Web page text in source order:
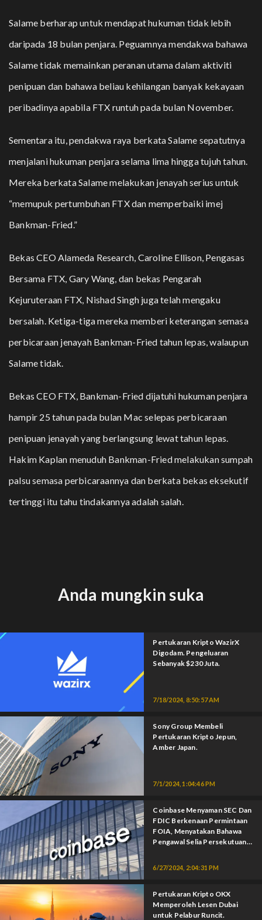
Salame berharap untuk mendapat hukuman tidak lebih
daripada 18 bulan penjara. Peguamnya mendakwa bahawa
Salame tidak memainkan peranan utama dalam aktiviti
penipuan dan bahawa beliau kehilangan banyak kekayaan
peribadinya apabila FTX runtuh pada bulan November.
Sementara itu, pendakwa raya berkata Salame sepatutnya
menjalani hukuman penjara selama lima hingga tujuh tahun.
Mereka berkata Salame melakukan jenayah serius untuk
“memupuk pertumbuhan FTX dan memperbaiki imej
Bankman-Fried.”
Bekas CEO Alameda Research, Caroline Ellison, Pengasas
Bersama FTX, Gary Wang, dan bekas Pengarah
Kejuruteraan FTX, Nishad Singh juga telah mengaku
bersalah. Ketiga-tiga mereka memberi keterangan semasa
perbicaraan jenayah Bankman-Fried tahun lepas, walaupun
Salame tidak.
Bekas CEO FTX, Bankman-Fried dijatuhi hukuman penjara
hampir 25 tahun pada bulan Mac selepas perbicaraan
penipuan jenayah yang berlangsung lewat tahun lepas.
Hakim Kaplan menuduh Bankman-Fried melakukan sumpah
palsu semasa perbicaraannya dan berkata bekas eksekutif
tertinggi itu tahu tindakannya adalah salah.
Anda mungkin suka
Pertukaran Kripto WazirX
Digodam. Pengeluaran
Sebanyak $230 Juta.
7/18/2024, 8:50:57 AM
Sony Group Membeli
Pertukaran Kripto Jepun,
Amber Japan.
7/1/2024, 1:04:46 PM
Coinbase Menyaman SEC Dan
FDIC Berkenaan Permintaan
FOIA, Menyatakan Bahawa
Pengawal Selia Persekutuan
6/27/2024, 2:04:31 PM
Pertukaran Kripto OKX
Memperoleh Lesen Dubai
untuk Pelabur Runcit.